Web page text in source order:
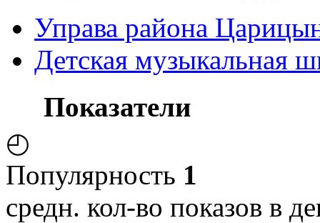
Управа района
Детская музыкальная
Показатели
◴
Популярность 1
средн. кол-во показов в